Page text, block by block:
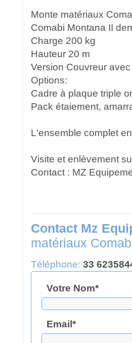
Monte matériaux
Comabi Montana II
Charge 200 kg
Hauteur 20 m
Version Couvreur
Options:
Cadre à plaque triple
Pack étaiement,
L'ensemble complet
Visite et enlèvement
Contact : MZ
Contact Mz
matériaux
Téléphone: 33
Votre Nom*
Email*